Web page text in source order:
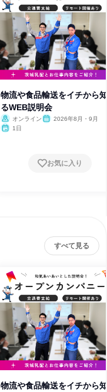
物流や食品輸送をイチから
るWEB説明会
オンライン
2026年8月・9月
1日
お気に入り
すべて見る
物流や食品輸送をイチから